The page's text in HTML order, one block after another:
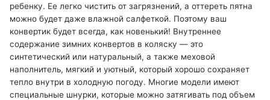
ребенку. Ее легко чистить от загрязнений, а оттереть пятна
можно будет даже влажной салфеткой. Поэтому ваш
конвертик будет всегда, как новенький! Внутреннее
содержание зимних конвертов в коляску — это
синтетический или натуральный, а также меховой
наполнитель, мягкий и уютный, который хорошо сохраняет
тепло внутри в холодную погоду. Многие модели имеют
специальные шнурки, которые можно затягивать под объем